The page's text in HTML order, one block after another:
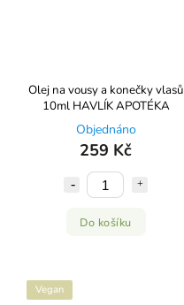
Olej na vousy a konečky vlasů
10ml HAVLÍK APOTÉKA
Objednáno
259 Kč
Do košíku
Vegan